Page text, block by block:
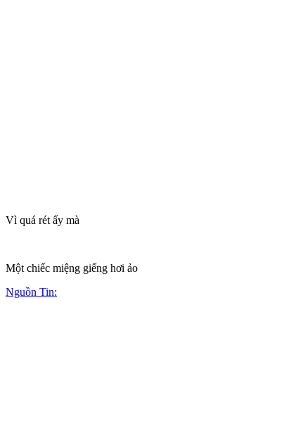
Vì quá rét ấy mà
Một chiếc miệng giếng hơi ảo
Nguồn Tin: